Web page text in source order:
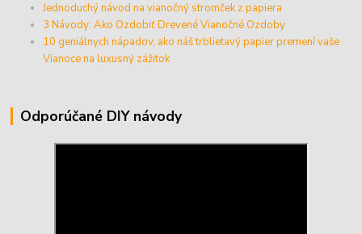
Jednoduchý návod na vianočný stromček z papiera
3 Návody: Ako Ozdobiť Drevené Vianočné Ozdoby
10 geniálnych nápadov, ako náš trblietavý papier premení vaše
Vianoce na luxusný zážitok
Odporúčané DIY návody